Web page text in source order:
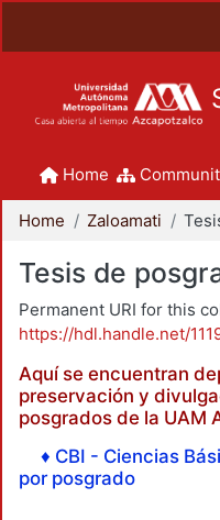
Home
Home Zaloamati
Tesis de
Permanent URI for this
https://hdl.handle.net/
Aquí se encuentran
preservación y
posgrados de la UAM
♦ CBI - Ciencias
por posgrado